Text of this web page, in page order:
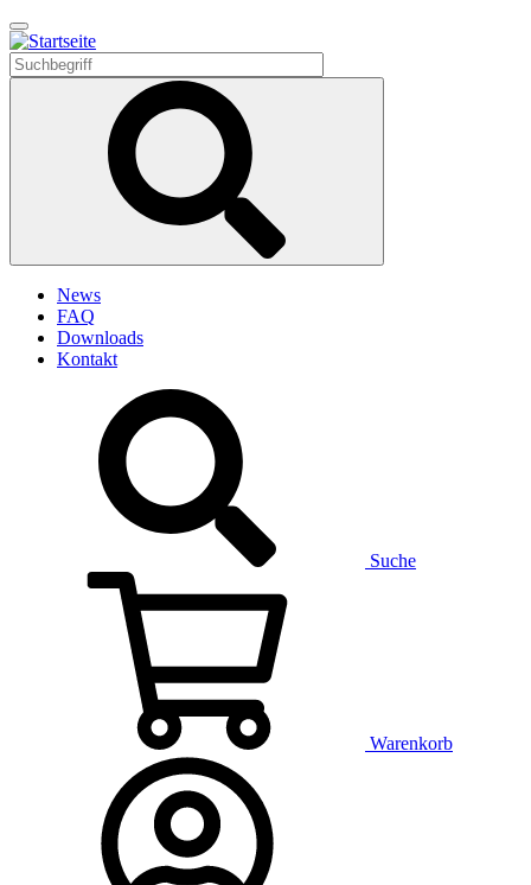
Direkt
zum
Inhalt
News
FAQ
Downloads
Kontakt
Suche
Warenkorb